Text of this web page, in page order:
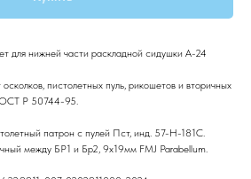
для нижней части раскладной сидушки А-24
пистолетных пуль, рикошетов и вторичных
Р 50744-95.
патрон с пулей Пст, инд. 57-Н-181С.
между БР1 и Бр2, 9x19мм FMJ Parabellum.